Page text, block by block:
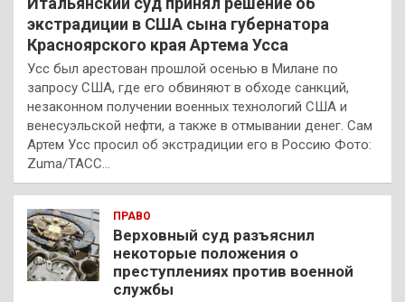
экстрадиции в США сына губернатора
Красноярского края Артема Усса
Усс был арестован прошлой осенью в Милане по
запросу США, где его обвиняют в обходе санкций,
незаконном получении военных технологий США и
венесуэльской нефти, а также в отмывании денег. Сам
Артем Усс просил об экстрадиции его в Россию Фото:
Zuma/ТАСС…
ПРАВО
Верховный суд разъяснил
некоторые положения о
преступлениях против военной
службы